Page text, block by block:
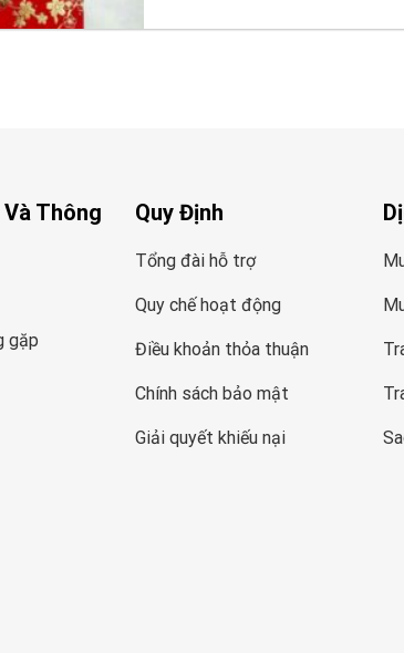
Thông
gặp
Quy Định
Tổng đài hỗ trợ
Quy chế hoạt động
Điều khoản thỏa thuận
Chính sách bảo mật
Giải quyết khiếu nại